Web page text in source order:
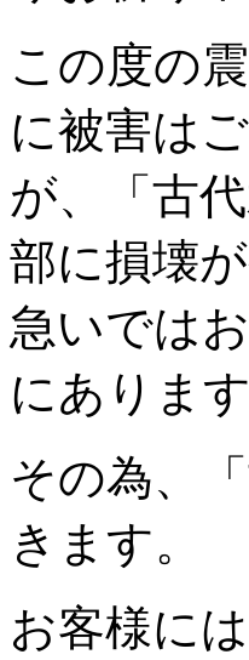
この度の
に被害は
が、「古
部に損壊
急いでは
にあります
その為、
きます。
お客様に